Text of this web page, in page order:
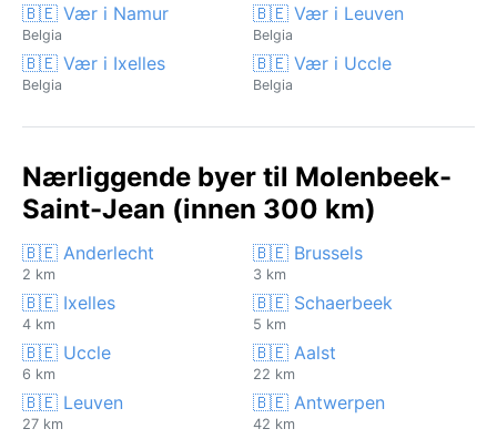
🇧🇪 Vær i Namur
Belgia
🇧🇪 Vær i Leuven
Belgia
🇧🇪 Vær i Ixelles
Belgia
🇧🇪 Vær i Uccle
Belgia
Nærliggende byer til Molenbeek-
Saint-Jean (innen 300 km)
🇧🇪 Anderlecht
2 km
🇧🇪 Brussels
3 km
🇧🇪 Ixelles
4 km
🇧🇪 Schaerbeek
5 km
🇧🇪 Uccle
6 km
🇧🇪 Aalst
22 km
🇧🇪 Leuven
27 km
🇧🇪 Antwerpen
42 km